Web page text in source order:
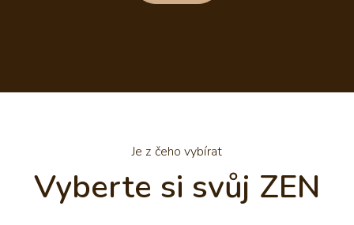
Je z čeho vybírat
Vyberte si svůj ZEN